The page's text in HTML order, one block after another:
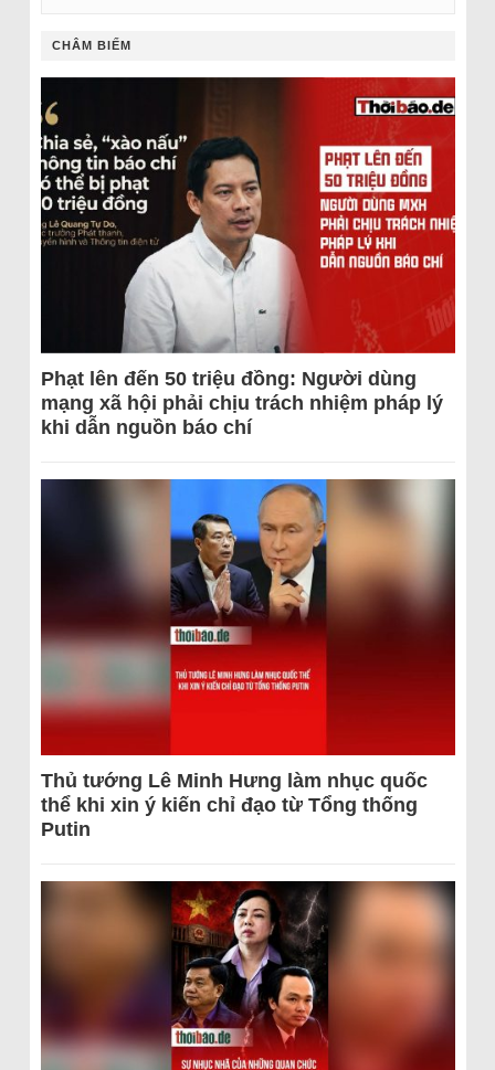
CHÂM BIẾM
Phạt lên đến 50 triệu đồng: Người dùng
mạng xã hội phải chịu trách nhiệm pháp lý
khi dẫn nguồn báo chí
Thủ tướng Lê Minh Hưng làm nhục quốc
thể khi xin ý kiến chỉ đạo từ Tổng thống
Putin